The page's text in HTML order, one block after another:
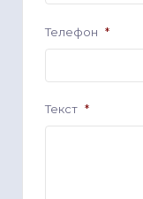
Телефон *
Текст *